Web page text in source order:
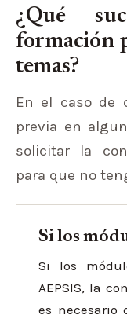
¿Qué
formación
temas?
En el caso de
previa en
solicitar la
para que no
Si los
Si los
AEPSIS, la
es necesario